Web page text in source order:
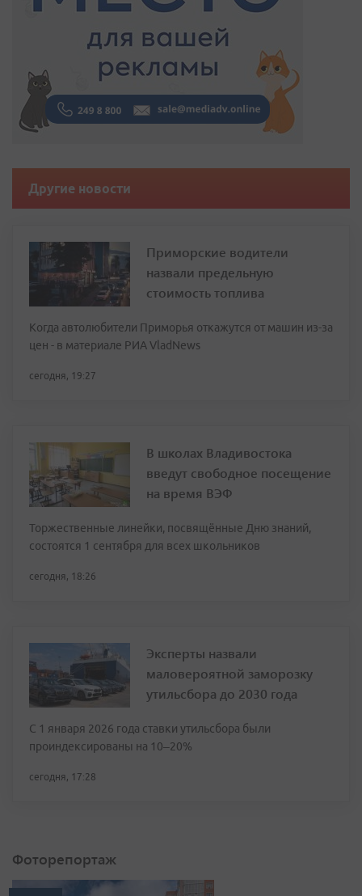
Другие новости
Приморские водители
назвали предельную
стоимость топлива
Когда автолюбители Приморья откажутся от машин из-за
цен - в материале РИА VladNews
сегодня, 19:27
В школах Владивостока
введут свободное посещение
на время ВЭФ
Торжественные линейки, посвящённые Дню знаний,
состоятся 1 сентября для всех школьников
сегодня, 18:26
Эксперты назвали
маловероятной заморозку
утильсбора до 2030 года
С 1 января 2026 года ставки утильсбора были
проиндексированы на 10–20%
сегодня, 17:28
Фоторепортаж